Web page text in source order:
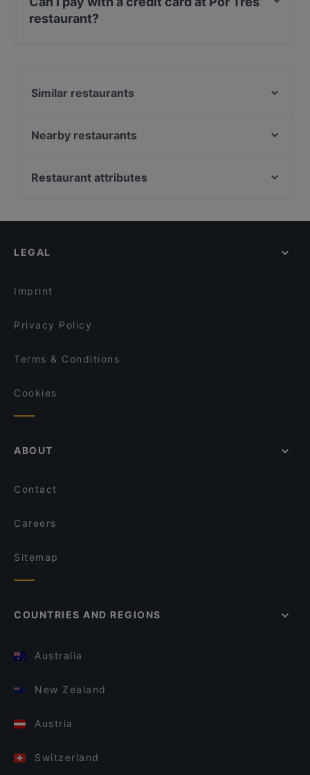
restaurant?
Similar restaurants
Ristorante Pizzeria Sapore di Mare
Caluso Ristorante Comotto 36
Ristorante Santa Marta
Nearby restaurants
L'Ultimo Borgo
Diecimilatrentasei - Pizzeria Settimo Torinese
Ristorante Pizzeria Quadr'Ovale
Restaurant attributes
Restaurants For Business Lunch in Turin
LEGAL
Imprint
Privacy Policy
Terms & Conditions
Cookies
ABOUT
Contact
Careers
Sitemap
COUNTRIES AND REGIONS
Australia
New Zealand
Austria
Switzerland